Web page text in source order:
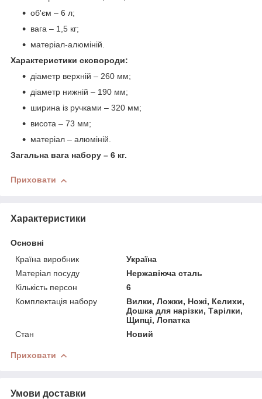
об'єм – 6 л;
вага – 1,5 кг;
матеріал-алюміній.
Характеристики сковороди:
діаметр верхній – 260 мм;
діаметр нижній – 190 мм;
ширина із ручками – 320 мм;
висота – 73 мм;
матеріал – алюміній.
Загальна вага набору – 6 кг.
Приховати
Характеристики
Основні
Країна виробник
Україна
Матеріал посуду
Нержавіюча сталь
Кількість персон
6
Комплектація набору
Вилки, Ложки, Ножі, Келихи,
Дошка для нарізки, Тарілки,
Щипці, Лопатка
Стан
Новий
Приховати
Умови доставки